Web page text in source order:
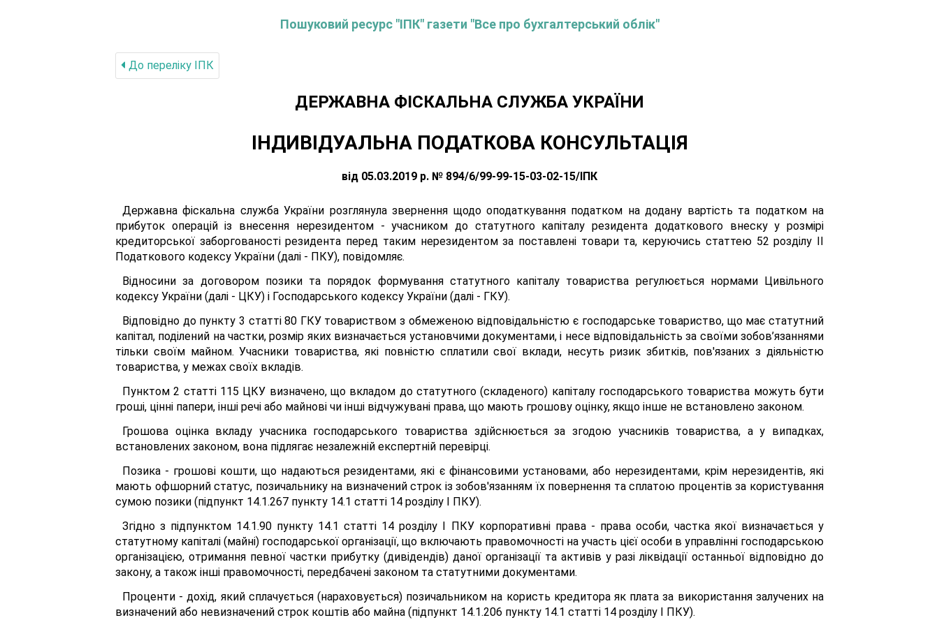
Пошуковий ресурс "ІПК" газети "Все про бухгалтерський облік"
До переліку IПК
ДЕРЖАВНА ФІСКАЛЬНА СЛУЖБА УКРАЇНИ
ІНДИВІДУАЛЬНА ПОДАТКОВА КОНСУЛЬТАЦІЯ
від 05.03.2019 р. № 894/6/99-99-15-03-02-15/ІПК
Державна фіскальна служба України розглянула звернення щодо оподаткування податком на додану вартість та податком на
прибуток операцій із внесення нерезидентом - учасником до статутного капіталу резидента додаткового внеску у розмірі
кредиторської заборгованості резидента перед таким нерезидентом за поставлені товари та, керуючись статтею 52 розділу II
Податкового кодексу України (далі - ПКУ), повідомляє.
Відносини за договором позики та порядок формування статутного капіталу товариства регулюється нормами Цивільного
кодексу України (далі - ЦКУ) і Господарського кодексу України (далі - ГКУ).
Відповідно до пункту 3 статті 80 ГКУ товариством з обмеженою відповідальністю є господарське товариство, що має статутний
капітал, поділений на частки, розмір яких визначається установчими документами, і несе відповідальність за своїми зобов’язаннями
тільки своїм майном. Учасники товариства, які повністю сплатили свої вклади, несуть ризик збитків, пов'язаних з діяльністю
товариства, у межах своїх вкладів.
Пунктом 2 статті 115 ЦКУ визначено, що вкладом до статутного (складеного) капіталу господарського товариства можуть бути
гроші, цінні папери, інші речі або майнові чи інші відчужувані права, що мають грошову оцінку, якщо інше не встановлено законом.
Грошова оцінка вкладу учасника господарського товариства здійснюється за згодою учасників товариства, а у випадках,
встановлених законом, вона підлягає незалежній експертній перевірці.
Позика - грошові кошти, що надаються резидентами, які є фінансовими установами, або нерезидентами, крім нерезидентів, які
мають офшорний статус, позичальнику на визначений строк із зобов'язанням їх повернення та сплатою процентів за користування
сумою позики (підпункт 14.1.267 пункту 14.1 статті 14 розділу І ПКУ).
Згідно з підпунктом 14.1.90 пункту 14.1 статті 14 розділу І ПКУ корпоративні права - права особи, частка якої визначається у
статутному капіталі (майні) господарської організації, що включають правомочності на участь цієї особи в управлінні господарською
організацією, отримання певної частки прибутку (дивідендів) даної організації та активів у разі ліквідації останньої відповідно до
закону, а також інші правомочності, передбачені законом та статутними документами.
Проценти - дохід, який сплачується (нараховується) позичальником на користь кредитора як плата за використання залучених на
визначений або невизначений строк коштів або майна (підпункт 14.1.206 пункту 14.1 статті 14 розділу І ПКУ).